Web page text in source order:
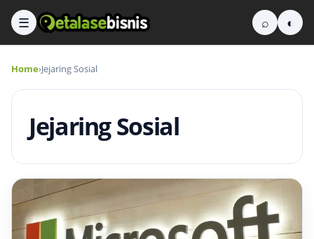
☰ ⌕ ◐
Home›Jejaring Sosial
Jejaring Sosial